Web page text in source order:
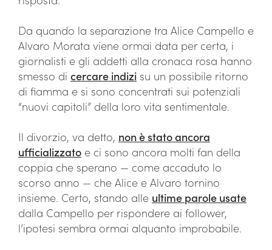
Da quando la separazione tra Alice Campello e
Alvaro Morata viene ormai data per certa, i
giornalisti e gli addetti alla cronaca rosa hanno
smesso di cercare indizi su un possibile ritorno
di fiamma e si sono concentrati sui potenziali
“nuovi capitoli” della loro vita sentimentale.
Il divorzio, va detto, non è stato ancora
ufficializzato e ci sono ancora molti fan della
coppia che sperano — come accaduto lo
scorso anno — che Alice e Alvaro tornino
insieme. Certo, stando alle ultime parole usate
dalla Campello per rispondere ai follower,
l’ipotesi sembra ormai alquanto improbabile.